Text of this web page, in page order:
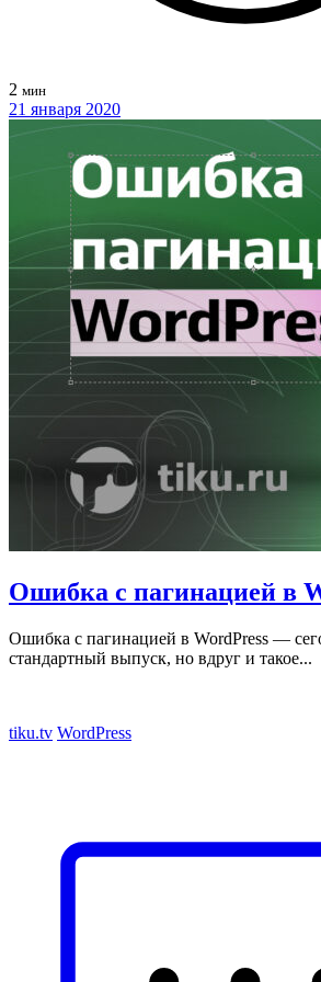
2 мин
21 января 2020
Ошибка с пагинацией в
Ошибка с пагинацией в WordPress —
стандартный выпуск, но вдруг и такое...
tiku.tv WordPress